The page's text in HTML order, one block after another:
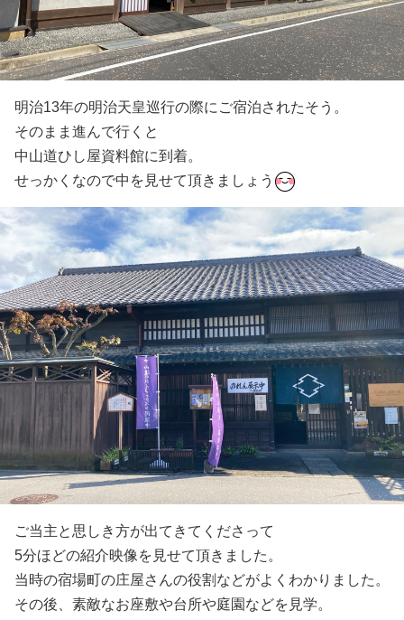
明治13年の明治天皇巡行の際にご宿泊されたそう。
そのまま進んで行くと
中山道ひし屋資料館に到着。
せっかくなので中を見せて頂きましょう
ご当主と思しき方が出てきてくださって
5分ほどの紹介映像を見せて頂きました。
当時の宿場町の庄屋さんの役割などがよくわかりました。
その後、素敵なお座敷や台所や庭園などを見学。